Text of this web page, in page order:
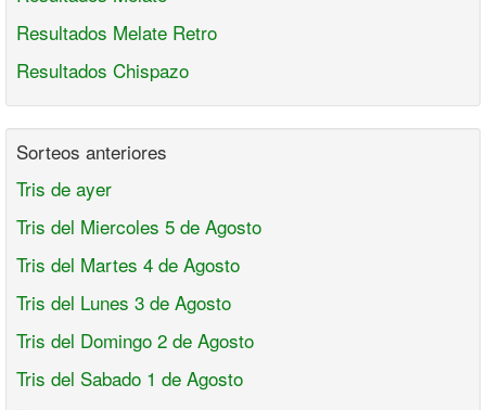
Resultados Melate Retro
Resultados Chispazo
Sorteos anteriores
Tris de ayer
Tris del Miercoles 5 de Agosto
Tris del Martes 4 de Agosto
Tris del Lunes 3 de Agosto
Tris del Domingo 2 de Agosto
Tris del Sabado 1 de Agosto